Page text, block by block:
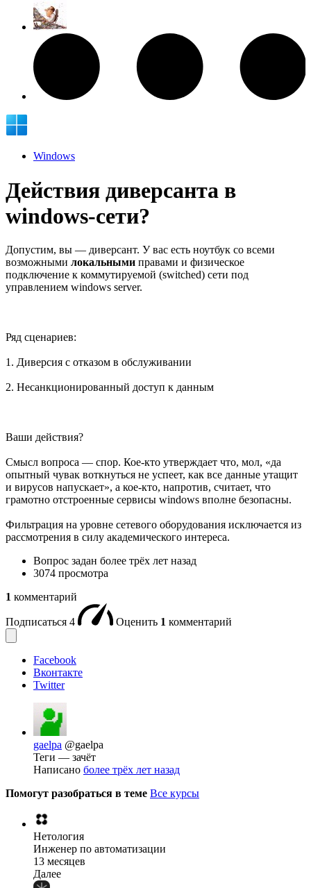
Windows
Действия диверсанта в
windows-сети?
Допустим, вы — диверсант. У вас есть ноутбук со всеми
возможными локальными правами и физическое
подключение к коммутируемой (switched) сети под
управлением windows server.
Ряд сценариев:
1. Диверсия с отказом в обслуживании
2. Несанкционированный доступ к данным
Ваши действия?
Смысл вопроса — спор. Кое-кто утверждает что, мол, «да
опытный чувак воткнуться не успеет, как все данные утащит
и вирусов напускает», а кое-кто, напротив, считает, что
грамотно отстроенные сервисы windows вполне безопасны.
Фильтрация на уровне сетевого оборудования исключается из
рассмотрения в силу академического интереса.
Вопрос задан более трёх лет назад
3074 просмотра
1 комментарий
Подписаться 4 Оценить 1 комментарий
Facebook
Вконтакте
Twitter
gaelpa @gaelpa
Теги — зачёт
Написано более трёх лет назад
Помогут разобраться в теме Все курсы
Нетология
Инженер по автоматизации
13 месяцев
Далее